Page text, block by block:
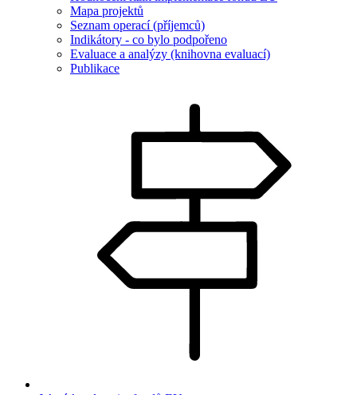
Mapa projektů
Seznam operací (příjemců)
Indikátory - co bylo podpořeno
Evaluace a analýzy (knihovna evaluací)
Publikace